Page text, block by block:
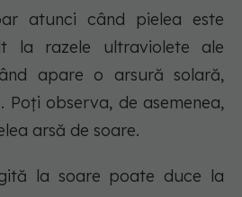
atunci când pielea este
la razele ultraviolete ale
apare o arsură solară,
Poți observa, de asemenea,
arsă de soare.
la soare poate duce la